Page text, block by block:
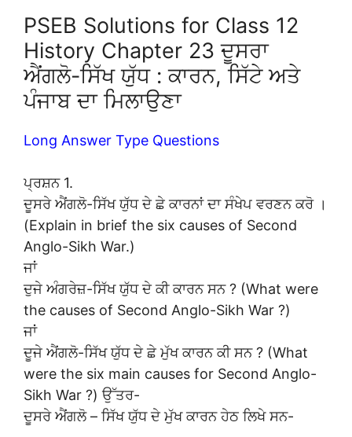
PSEB Solutions for Class 12
History Chapter 23 ਦੂਸਰਾ
ਐਂਗਲੋ-ਸਿੱਖ ਯੁੱਧ : ਕਾਰਨ, ਸਿੱਟੇ ਅਤੇ
ਪੰਜਾਬ ਦਾ ਮਿਲਾਉਣਾ
Long Answer Type Questions
ਪ੍ਰਸ਼ਨ 1.
ਦੂਸਰੇ ਐਂਗਲੋ-ਸਿੱਖ ਯੁੱਧ ਦੇ ਛੇ ਕਾਰਨਾਂ ਦਾ ਸੰਖੇਪ ਵਰਣਨ ਕਰੋ ।
(Explain in brief the six causes of Second
Anglo-Sikh War.)
ਜਾਂ
ਦੁਜੇ ਅੰਗਰੇਜ਼-ਸਿੱਖ ਯੁੱਧ ਦੇ ਕੀ ਕਾਰਨ ਸਨ ? (What were
the causes of Second Anglo-Sikh War ?)
ਜਾਂ
ਦੂਜੇ ਐਂਗਲੋ-ਸਿੱਖ ਯੁੱਧ ਦੇ ਛੇ ਮੁੱਖ ਕਾਰਨ ਕੀ ਸਨ ? (What
were the six main causes for Second Anglo-
Sikh War ?) ਉੱਤਰ-
ਦੂਸਰੇ ਐਂਗਲੋ – ਸਿੱਖ ਯੁੱਧ ਦੇ ਮੁੱਖ ਕਾਰਨ ਹੇਠ ਲਿਖੇ ਸਨ-